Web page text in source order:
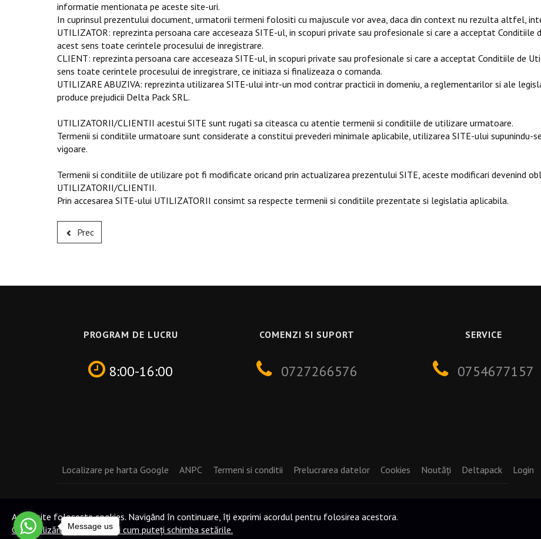
informatie mentionata pe aceste site-uri.
In cuprinsul prezentului document, urmatorii termeni folositi cu majuscule vor avea, daca din context nu rezulta altfel,
UTILIZATOR: reprezinta persoana care acceseaza SITE-ul, in scopuri private sau profesionale si care a acceptat
acest sens toate cerintele procesului de inregistrare.
CLIENT: reprezinta persoana care acceseaza SITE-ul, in scopuri private sau profesionale si care a acceptat Conditiile de
sens toate cerintele procesului de inregistrare, ce initiaza si finalizeaza o comanda.
UTILIZARE ABUZIVA: reprezinta utilizarea SITE-ului intr-un mod contrar practicii in domeniu, a reglementarilor si ale
produce prejudicii Delta Pack SRL.
UTILIZATORII/CLIENTII acestui SITE sunt rugati sa citeasca cu atentie termenii si conditiile de utilizare urmatoare.
Termenii si conditiile urmatoare sunt considerate a constitui prevederi minimale aplicabile, utilizarea SITE-ului supunindu-
vigoare.
Termenii si conditiile de utilizare pot fi modificate oricand prin actualizarea prezentului SITE, aceste modificari devenind
UTILIZATORII/CLIENTII.
Prin accesarea SITE-ului UTILIZATORII consimt sa respecte termenii si conditiile prezentate si legislatia aplicabila.
Prec
PROGRAM DE LUCRU
8:00-16:00
COMENZI SI SUPORT
0727266576
SERVICE
0754677157
Localizare pe harta Google ANPC Termeni si conditii Prelucrarea datelor Cookies Noutăți Deltapack Login
Acest site folosește cookies. Navigând în continuare, îți exprimi acordul pentru folosirea acestora.
Cum utilizăm cookie-urile și cum puteți schimba setările.
Message us